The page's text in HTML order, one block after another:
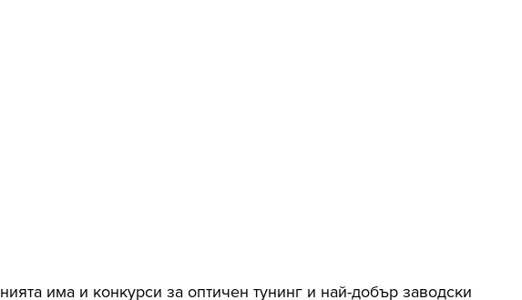
има и конкурси за оптичен тунинг и най-добър заводски